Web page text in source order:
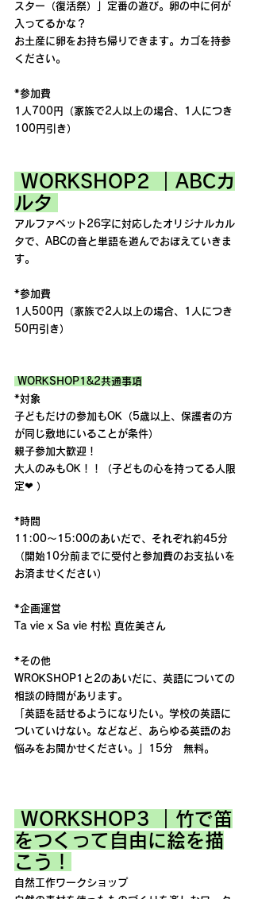
スター（復活祭）」定番の遊び。卵の中に何が
入ってるかな？
お土産に卵をお持ち帰りできます。カゴを持参
ください。
*参加費
1人700円（家族で2人以上の場合、1人につき
100円引き）
ルタ
アルファベット26字に対応したオリジナルカル
タで、ABCの音と単語を遊んでおぼえていきま
す。
*参加費
1人500円（家族で2人以上の場合、1人につき
50円引き）
WORKSHOP1&2共通事項
*対象
子どもだけの参加もOK（5歳以上、保護者の方
が同じ敷地にいることが条件）
親子参加大歓迎！
大人のみもOK！！（子どもの心を持ってる人限
定❤ ）
*時間
11:00～15:00のあいだで、それぞれ約45分
（開始10分前までに受付と参加費のお支払いを
お済ませください）
*企画運営
Ta vie x Sa vie 村松 真佐美さん
*その他
WROKSHOP1と2のあいだに、 英語についての
相談の時間があります。
「英語を話せるようになりたい。学校の英語に
ついていけない。などなど、あらゆる英語のお
悩みをお聞かせください。」15分　無料。
WORKSHOP3 ｜ 竹で笛
をつくって自由に絵を描
こう！
自然工作ワークショップ